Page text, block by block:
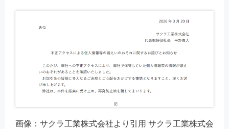
画像：サクラ工業株式会社より引用 サクラ工業株式会